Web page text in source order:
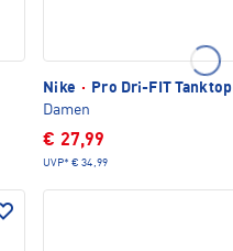
Nike ·
Pro Dri-FIT Tanktop
Damen
€ 27,99
UVP* € 34,99